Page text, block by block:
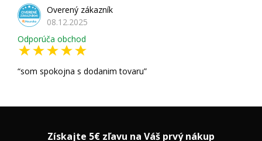
Overený zákazník
08.12.2025
Odporúča obchod
som spokojna s dodanim tovaru
Získajte 5€ zľavu na Váš prvý nákup